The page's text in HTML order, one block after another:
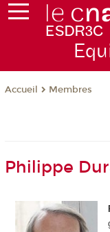
Accueil Membres
Philippe